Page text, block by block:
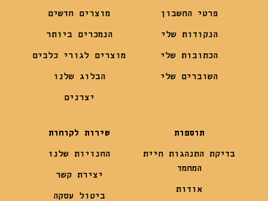
פרטי החשבון
הנקודות שלי
הכתובות שלי
השוברים שלי
מוצרים חדשים
הנמכרים ביותר
מוצרים לגורי כלבים
הבלוג שלנו
יצרנים
תוספות
בדיקת התנהגות חיית
המחמד
אודות
שירות לקוחות
החנויות שלנו
יצירת קשר
ביטול עסקה